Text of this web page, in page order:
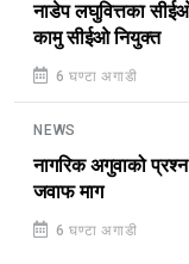
नाडेप लघुवित्तका
कामु सीईओ नियुक्त
6 घण्टा अगाडी
NEWS
नागरिक अगुवाको
जवाफ माग
6 घण्टा अगाडी